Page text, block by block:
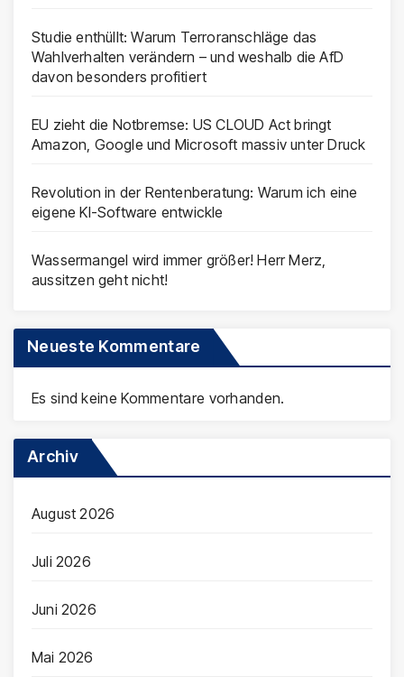
Studie enthüllt: Warum Terroranschläge das
Wahlverhalten verändern – und weshalb die AfD
davon besonders profitiert
EU zieht die Notbremse: US CLOUD Act bringt
Amazon, Google und Microsoft massiv unter Druck
Revolution in der Rentenberatung: Warum ich eine
eigene KI-Software entwickle
Wassermangel wird immer größer! Herr Merz,
aussitzen geht nicht!
Neueste Kommentare
Es sind keine Kommentare vorhanden.
Archiv
August 2026
Juli 2026
Juni 2026
Mai 2026